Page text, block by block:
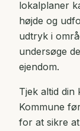
lokalplaner
højde og
udtryk i
undersøge
ejendom.
Tjek altid
Kommune
for at sikre